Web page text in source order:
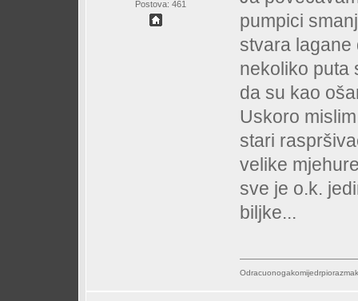
Postova: 461
pumpici
stvara lagane
nekoliko puta
da su kao
Uskoro
stari
velike
sve je o.k.
biljke...